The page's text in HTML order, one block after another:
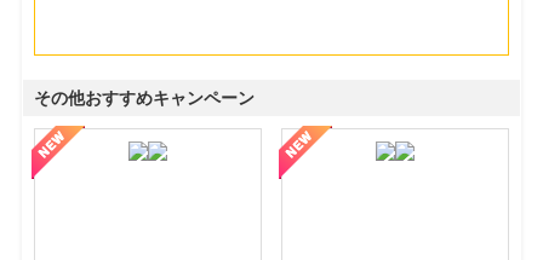
その他おすすめキャンペーン